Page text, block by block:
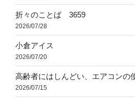
折々のことば 3659
2026/07/28
小倉アイス
2026/07/20
高齢者にはしんどい、エアコンの
2026/07/15